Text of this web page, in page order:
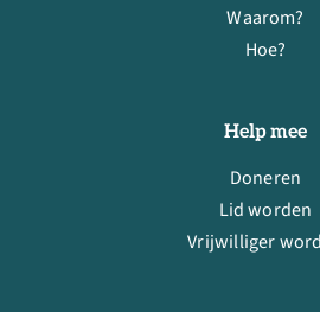
Waarom?
Hoe?
Help mee
Doneren
Lid worden
Vrijwilliger